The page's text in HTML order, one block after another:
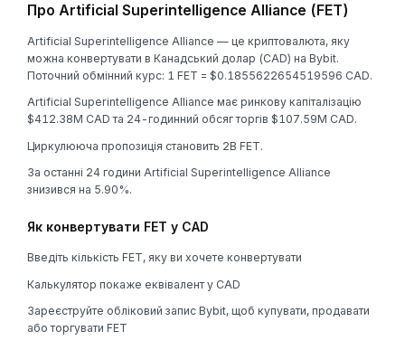
Про Artificial Superintelligence Alliance (FET)
Artificial Superintelligence Alliance — це криптовалюта, яку
можна конвертувати в Канадський долар (CAD) на Bybit.
Поточний обмінний курс: 1 FET = $0.1855622654519596 CAD.
Artificial Superintelligence Alliance має ринкову капіталізацію
$412.38M CAD та 24-годинний обсяг торгів $107.59M CAD.
Циркулююча пропозиція становить 2B FET.
За останні 24 години Artificial Superintelligence Alliance
знизився на 5.90%.
Як конвертувати FET у CAD
Введіть кількість FET, яку ви хочете конвертувати
Калькулятор покаже еквівалент у CAD
Зареєструйте обліковий запис Bybit, щоб купувати, продавати
або торгувати FET